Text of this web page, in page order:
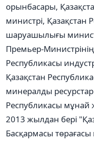
орынбасары,
министрі, Қазақстан
шаруашылығы
Премьер-
Республикасы
Қазақстан
минералды
Республикасы мұнай
2013 жылдан бері
Басқармасы